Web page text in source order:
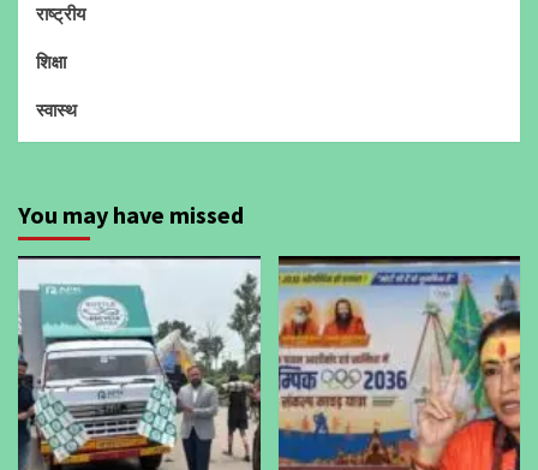
राष्ट्रीय
शिक्षा
स्वास्थ
You may have missed